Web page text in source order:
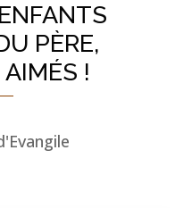
PÈRE,
!